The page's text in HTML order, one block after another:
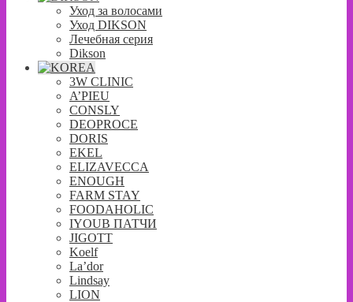
Уход за волосами
Уход DIKSON
Лечебная серия
Dikson
3W CLINIC
A’PIEU
CONSLY
DEOPROCE
DORIS
EKEL
ELIZAVECCA
ENOUGH
FARM STAY
FOODAHOLIC
IYOUB ПАТЧИ
JIGOTT
Koelf
La’dor
Lindsay
LION